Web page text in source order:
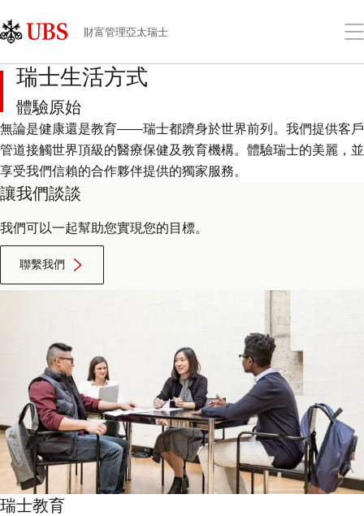
Links
Area
財富管理亞太瑞士
打
功
瑞士生活方式
體驗原始
無論是健康還是教育——瑞士都躋身於世界前列。我們提供客戶
管道接觸世界頂級的醫療保健及教育機構。體驗瑞士的美麗，並
享受我們信賴的合作夥伴提供的獨家服務。
讓我們談談
我們可以一起幫助您實現您的目標。
聯繫我們
瑞士教育